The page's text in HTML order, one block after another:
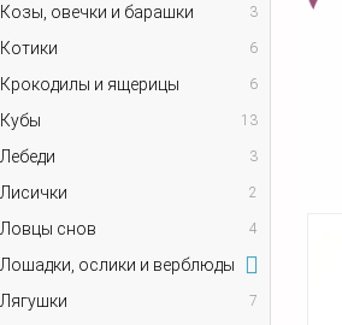
Козы, овечки и барашки 3
Котики 6
Крокодилы и ящерицы 6
Кубы 13
Лебеди 3
Лисички 2
Ловцы снов 4
Лошадки, ослики и верблюды
Лягушки
7